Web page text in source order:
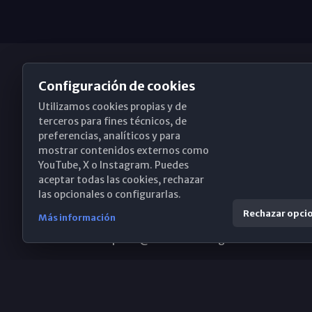
Obispado de Málaga
Santa María, 18-20. 29015 Málaga
(+34) 952 224 386
Configuración de cookies
Utilizamos cookies propias y de
terceros para fines técnicos, de
preferencias, analíticos y para
mostrar contenidos externos como
YouTube, X o Instagram. Puedes
aceptar todas las cookies, rechazar
las opcionales o configurarlas.
Más información Rechazar